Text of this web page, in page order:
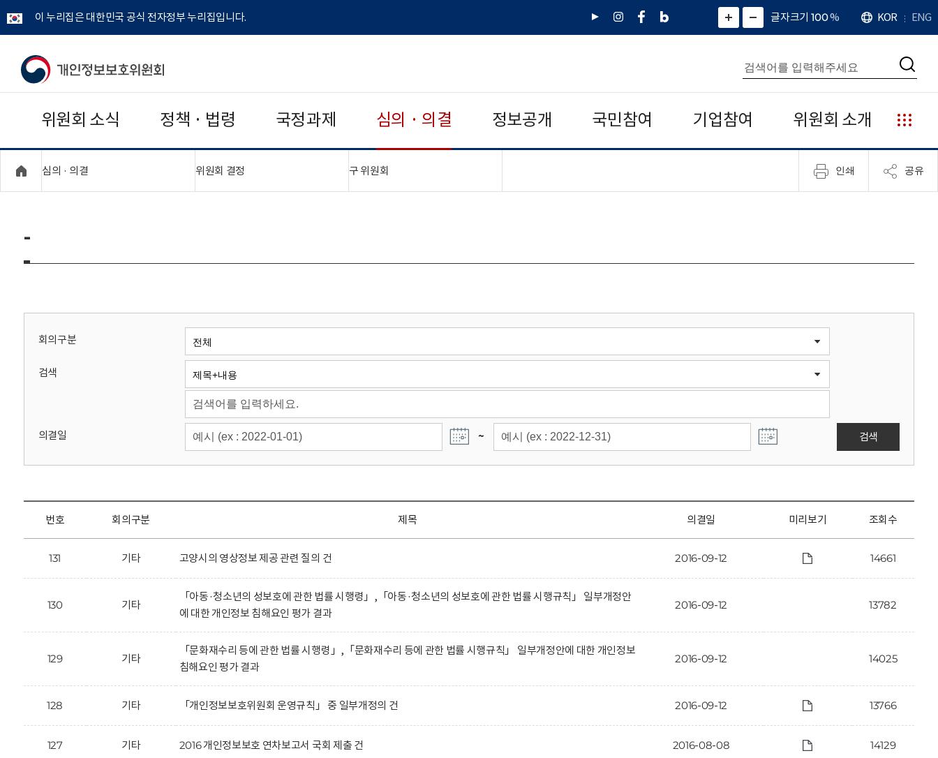
이 누리집은 대한민국 공식 전자정부 누리집입니다.
유
인
페
네
그
)
화
면
면
소
확
대
치
글자크기 100%
언
어
KOR ENG
개
보
보
위
회
통
합
검
색
검
위원회 소식 정책 · 법령 국정과제 심의 · 의결 정보공개 국민참여 기업참여 위원회 소개
누
리
집
안
심의 · 의결 위원회 결정 구 위원회 인쇄 공유
-
회의구분
검색
의결일 ~ 검색
번호 회의구분 제목 의결일 미리보기 조회수
131 기타 고양시의 영상정보 제공 관련 질의 건 2016-09-12 14661
130 기타
「아동·청소년의 성보호에 관한 법률 시행령」,「아동·청소년의 성보호에 관한 법률 시행규칙」 일부개정안
에 대한 개인정보 침해요인 평가 결과
2016-09-12 13782
129 기타
「문화재수리 등에 관한 법률 시행령」,「문화재수리 등에 관한 법률 시행규칙」 일부개정안에 대한 개인정보
침해요인 평가 결과
2016-09-12 14025
128 기타 「개인정보보호위원회 운영규칙」 중 일부개정의 건 2016-09-12 13766
127 기타 2016 개인정보보호 연차보고서 국회 제출 건 2016-08-08 14129